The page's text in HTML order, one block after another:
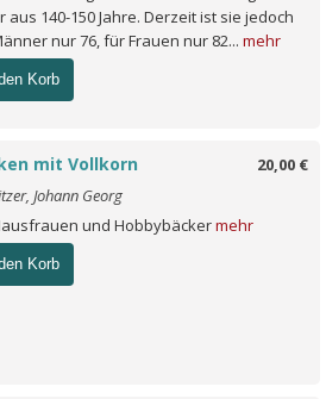
aus 140-150 Jahre. Derzeit ist sie jedoch
nur 76, für Frauen nur 82... mehr
Korb
20,00 €
mit Vollkorn
Johann Georg
und Hobbybäckermehr
Korb